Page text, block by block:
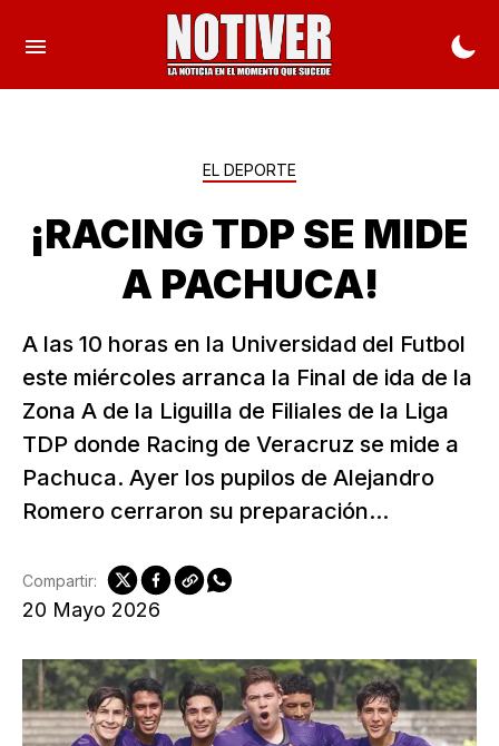
EL DEPORTE
¡RACING TDP SE MIDE
A PACHUCA!
A las 10 horas en la Universidad del Futbol
este miércoles arranca la Final de ida de la
Zona A de la Liguilla de Filiales de la Liga
TDP donde Racing de Veracruz se mide a
Pachuca. Ayer los pupilos de Alejandro
Romero cerraron su preparación...
20 Mayo 2026
Compartir: